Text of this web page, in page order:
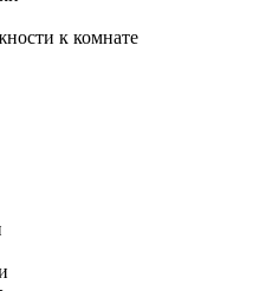
к комнате